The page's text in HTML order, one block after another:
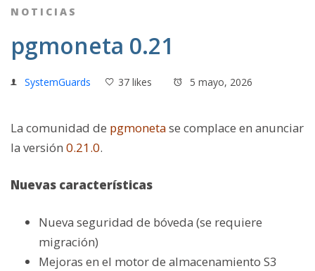
NOTICIAS
pgmoneta 0.21
SystemGuards 37 likes 5 mayo, 2026
La comunidad de pgmonetase complace en anunciar
la versión 0.21.0.
Nuevas características
Nueva seguridad de bóveda (se requiere
migración)
Mejoras en el motor de almacenamiento S3